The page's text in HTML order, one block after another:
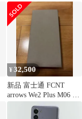
ンシルバー
¥32,500
新品 富士通 FCNT
arrows We2 Plus M06 ス
レートグレイ